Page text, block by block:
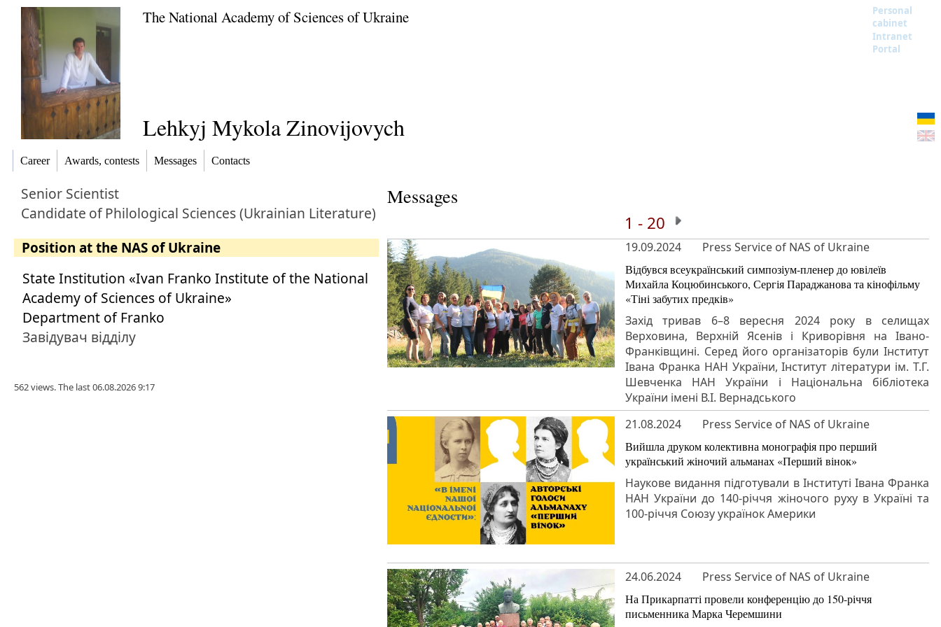
The National Academy of Sciences of Ukraine
Personal
cabinet
Intranet
Portal
Lehkyj Mykola Zinovijovych
Career Awards, contests Messages Contacts
Senior Scientist
Candidate ofPhilological Sciences (Ukrainian Literature)
Position at the NAS of Ukraine
State Іnstitution «Ivan Franko Institute of the National
Academy of Sciences of Ukraine»
Department of Franko
Завідувач відділу
562 views. The last 06.08.2026 9:17
Messages
1 - 20
19.09.2024 Press Service of NAS of Ukraine
Відбувся всеукраїнський симпозіум-пленер до ювілеїв
Михайла Коцюбинського, Сергія Параджанова та кінофільму
«Тіні забутих предків»
Захід тривав 6–8 вересня 2024 року в селищах
Верховина, Верхній Ясенів і Криворівня на Івано-
Франківщині. Серед його організаторів були Інститут
Івана Франка НАН України, Інститут літератури ім. Т.Г.
Шевченка НАН України і Національна бібліотека
України імені В.І. Вернадського
21.08.2024
Press Service of NAS of Ukraine
Вийшла друком колективна монографія про перший
український жіночий альманах «Перший вінок»
Наукове видання підготували в Інституті Івана Франка
НАН України до 140-річчя жіночого руху в Україні та
100-річчя Союзу українок Америки
24.06.2024 Press Service of NAS of Ukraine
На Прикарпатті провели конференцію до 150-річчя
письменника Марка Черемшини